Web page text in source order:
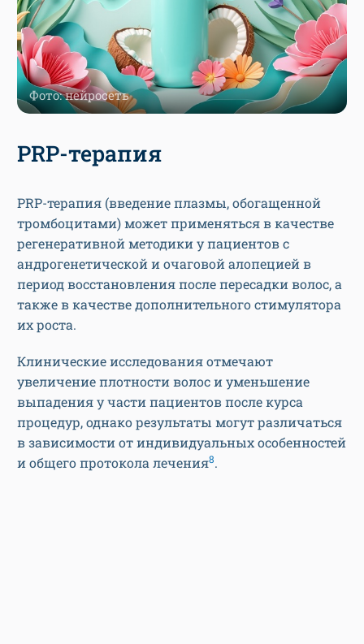
Фото: нейросеть
PRP-терапия
PRP-терапия (введение плазмы, обогащенной
тромбоцитами) может применяться в качестве
регенеративной методики у пациентов с
андрогенетической и очаговой алопецией в
период восстановления после пересадки волос, а
также в качестве дополнительного стимулятора
их роста.
Клинические исследования отмечают
увеличение плотности волос и уменьшение
выпадения у части пациентов после курса
процедур, однако результаты могут различаться
в зависимости от индивидуальных особенностей
и общего протокола лечения8.